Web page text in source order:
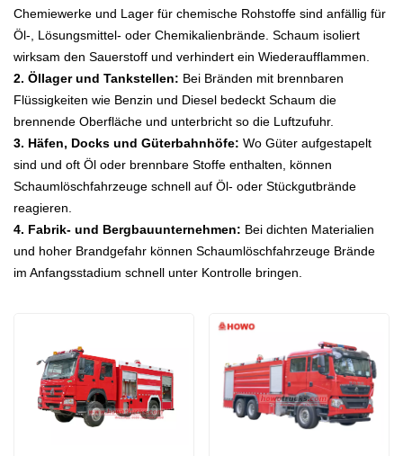
Chemiewerke und Lager für chemische Rohstoffe sind anfällig für
Öl-, Lösungsmittel- oder Chemikalienbrände. Schaum isoliert
wirksam den Sauerstoff und verhindert ein Wiederaufflammen.
2. Öllager und Tankstellen: Bei Bränden mit brennbaren
Flüssigkeiten wie Benzin und Diesel bedeckt Schaum die
brennende Oberfläche und unterbricht so die Luftzufuhr.
3. Häfen, Docks und Güterbahnhöfe: Wo Güter aufgestapelt
sind und oft Öl oder brennbare Stoffe enthalten, können
Schaumlöschfahrzeuge schnell auf Öl- oder Stückgutbrände
reagieren.
4. Fabrik- und Bergbauunternehmen: Bei dichten Materialien
und hoher Brandgefahr können Schaumlöschfahrzeuge Brände
im Anfangsstadium schnell unter Kontrolle bringen.